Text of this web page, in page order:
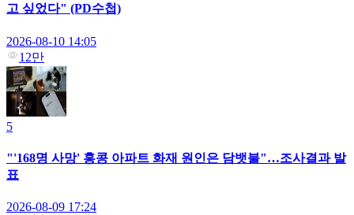
고 싶었다" (PD수첩)
2026-08-10 14:05
12만
5
"'168명 사망' 홍콩 아파트 화재 원인은 담뱃불"…조사결과 발
표
2026-08-09 17:24